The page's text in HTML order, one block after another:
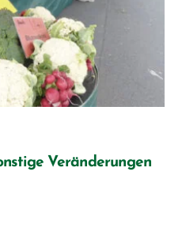
Veränderungen